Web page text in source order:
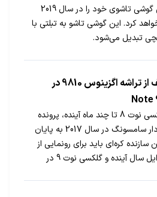
این شرکت اولین گوشی تاشوی خود را در سال 2019
کرد. این گوشی تاشو به تبلتی با
دو مدل مختلف از تراشه اگزینوس 9810 در
گوشی‌های پرچم‎دار سامسونگ در سال 2017 به پایان
خواهد رسید و این سازنده‎ کره‎ای باید برای رونمایی از
گلکسی S9 در اوایل سال آینده و گلکسی نوت 9 در